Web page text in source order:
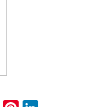
WhatsAppPinterest